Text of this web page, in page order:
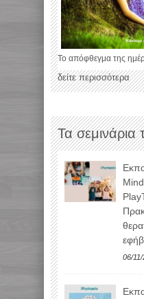
Το απόφθεγμα της
δείτε περισσότερα
Τα σεμινάρια
06/